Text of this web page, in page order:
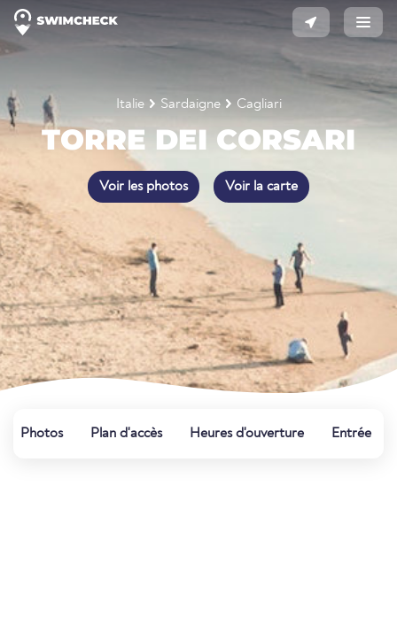
Italie Sardaigne Cagliari
TORRE DEI CORSARI
Voir les photos Voir la carte
Photos Plan d'accès Heures d'ouverture Entrée